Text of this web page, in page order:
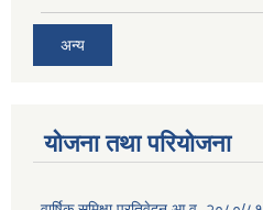
अन्य
योजना तथा परियोजना